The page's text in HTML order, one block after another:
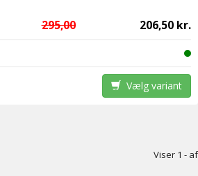
295,00 206,50 kr.
Vælg variant
Viser 1 - af